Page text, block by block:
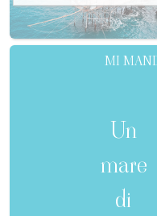
MI
Un
mare
di